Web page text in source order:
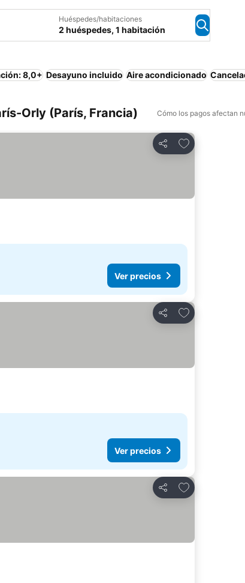
Huéspedes/habitaciones
2 huéspedes, 1 habitación
8,0+ Desayuno incluido Aire acondicionado
Orly (París, Francia) Cómo los pagos afectan
Compartir
Agregar a
Ver precios
Compartir
Agregar a
Ver precios
Compartir
Agregar a